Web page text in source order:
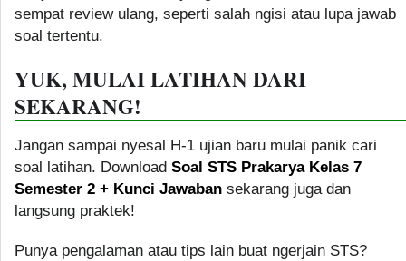
sempat review ulang, seperti salah ngisi atau lupa jawab
soal tertentu.
YUK, MULAI LATIHAN DARI
SEKARANG!
Jangan sampai nyesal H-1 ujian baru mulai panik cari
soal latihan. Download Soal STS Prakarya Kelas 7
Semester 2 + Kunci Jawaban sekarang juga dan
langsung praktek!
Punya pengalaman atau tips lain buat ngerjain STS?